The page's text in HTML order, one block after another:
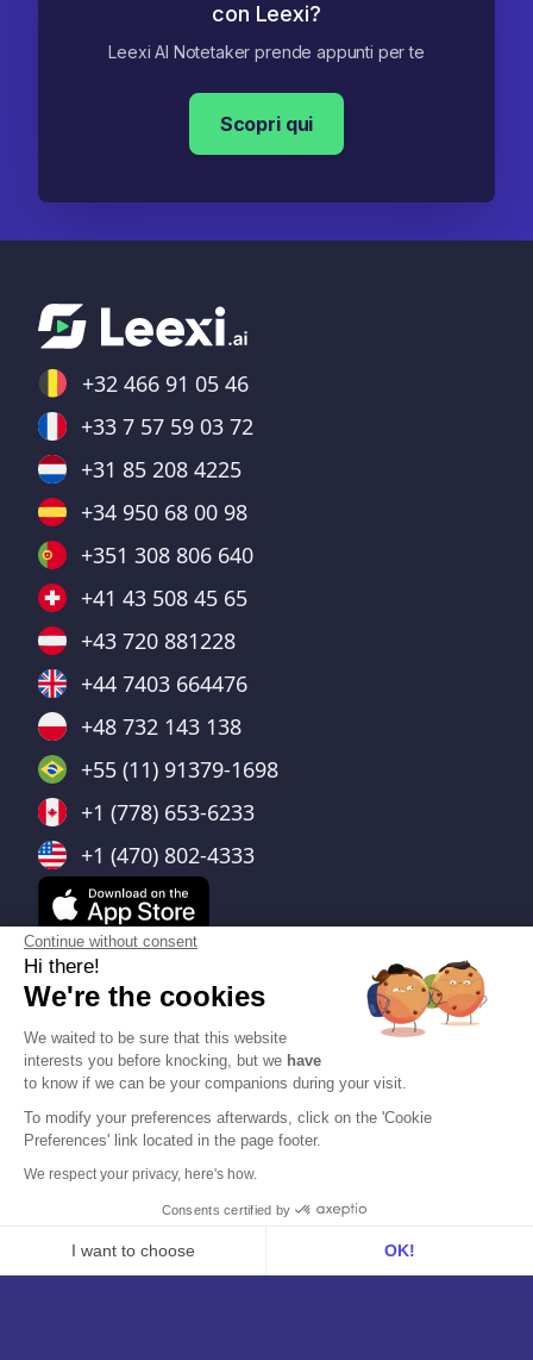
Continue without consent
Hi there!
We're the cookies
We waited to be sure that this website
interests you before knocking, but we have
to know if we can be your companions during your visit.
To modify your preferences afterwards, click on the 'Cookie
Preferences' link located in the page footer.
We respect your privacy, here's how.
Consents certified by
I want to choose OK!
con Leexi?
Leexi AI Notetaker prende appunti per te
Scopri qui
+32 466 91 05 46
+33 7 57 59 03 72
+31 85 208 4225
+34 950 68 00 98
+351 308 806 640
+41 43 508 45 65
+43 720 881228
+44 7403 664476
+48 732 143 138
+55 (11) 91379-1698
+1 (778) 653-6233
+1 (470) 802-4333
Integrazioni
Tutte
Calendario
CRM
VoIP